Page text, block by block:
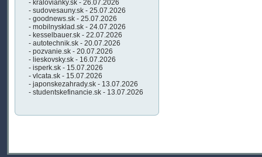
- kralovianky.sk - 26.07.2026
- sudovesauny.sk - 25.07.2026
- goodnews.sk - 25.07.2026
- mobilnysklad.sk - 24.07.2026
- kesselbauer.sk - 22.07.2026
- autotechnik.sk - 20.07.2026
- pozvanie.sk - 20.07.2026
- lieskovsky.sk - 16.07.2026
- isperk.sk - 15.07.2026
- vlcata.sk - 15.07.2026
- japonskezahrady.sk - 13.07.2026
- studentskefinancie.sk - 13.07.2026